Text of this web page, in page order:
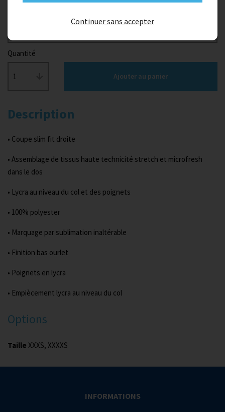
Taille
Quantité
1 Ajouter au panier
Description
• Coupe slim fit droite
• Assemblage de tissus haute technicité stretch et microfresh
dans le dos
• Lycra au niveau du col et des poignets
• 100% polyester
• Marquage par sublimation inaltérable
• Finition bas ourlet
• Poignets en lycra
• Empiècement lycra au niveau du col
Options
Taille XXXS, XXXXS
INFORMATIONS
Continuer sans accepter